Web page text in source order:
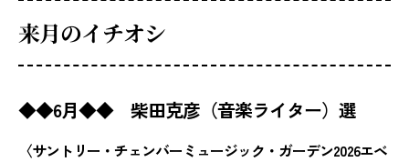
来月のイチオシ
◆◆6月◆◆ 柴田克彦（音楽ライター）選
〈サントリー・チェンバーミュージック・ガーデン2026エベ